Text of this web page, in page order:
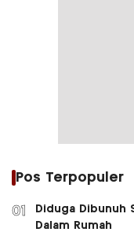
Pos Terpopuler
01
Diduga Dibunuh
Dalam Rumah